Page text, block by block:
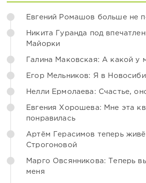
Евгений Ромашов больше не
Никита Гуранда под
Майорки
Галина Маковская: А какой у
Егор Мельников: Я в
Нелли Ермолаева: Счастье,
Евгения Хорошева: Мне эта
понравилась
Артём Герасимов теперь
Строгоновой
Марго Овсянникова: Теперь
меня